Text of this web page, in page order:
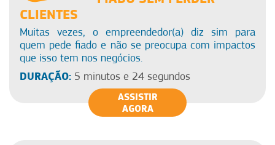
CLIENTES
Muitas vezes, o empreendedor(a) diz sim para
quem pede fiado e não se preocupa com impactos
que isso tem nos negócios.
DURAÇÃO:5 minutos e 24 segundos
ASSISTIR
AGORA